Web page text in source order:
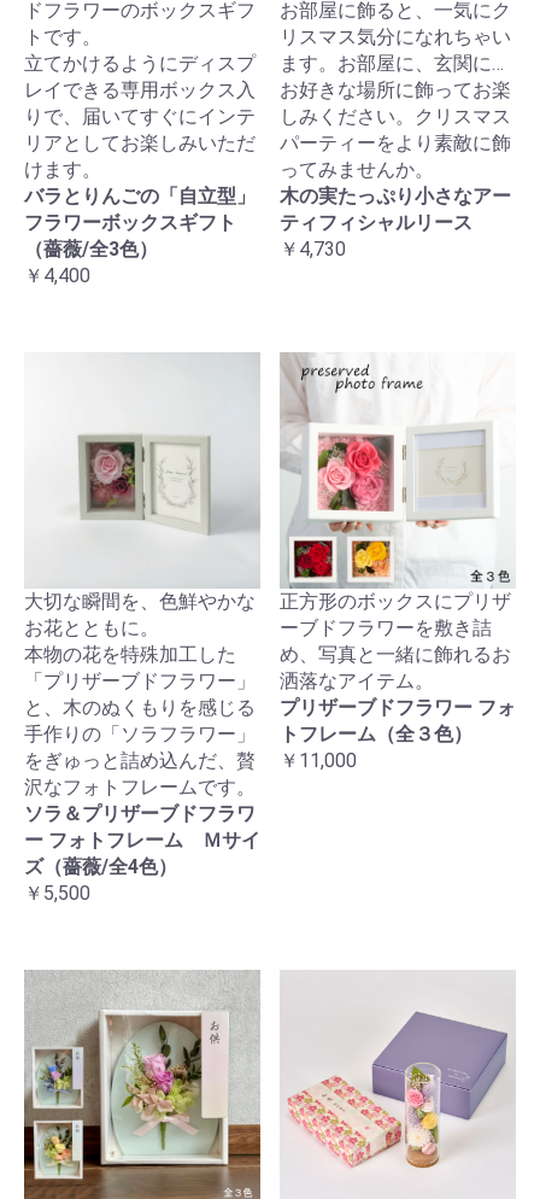
ドフラワーのボックスギフ
トです。
立てかけるようにディスプ
レイできる専用ボックス入
りで、届いてすぐにインテ
リアとしてお楽しみいただ
けます。
バラとりんごの「自立型」
フラワーボックスギフト
（薔薇/全3色）
￥4,400
お部屋に飾ると、一気にク
リスマス気分になれちゃい
ます。お部屋に、玄関に…
お好きな場所に飾ってお楽
しみください。クリスマス
パーティーをより素敵に飾
ってみませんか。
木の実たっぷり小さなアー
ティフィシャルリース
￥4,730
大切な瞬間を、色鮮やかな
お花とともに。
本物の花を特殊加工した
「プリザーブドフラワー」
と、木のぬくもりを感じる
手作りの「ソラフラワー」
をぎゅっと詰め込んだ、贅
沢なフォトフレームです。
ソラ＆プリザーブドフラワ
ー フォトフレーム Ｍサイ
ズ（薔薇/全4色）
￥5,500
正方形のボックスにプリザ
ーブドフラワーを敷き詰
め、写真と一緒に飾れるお
洒落なアイテム。
プリザーブドフラワー フォ
トフレーム（全３色）
￥11,000